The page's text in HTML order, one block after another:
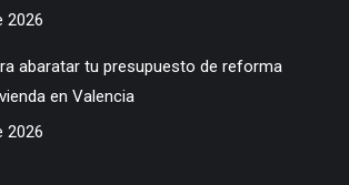
2026
abaratar tu presupuesto de reforma
en Valencia
2026